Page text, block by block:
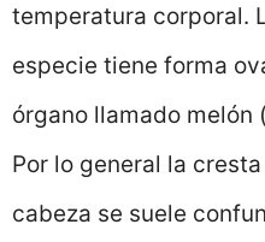
temperatura corporal.
especie tiene forma
órgano llamado melón
Por lo general la
cabeza se suele